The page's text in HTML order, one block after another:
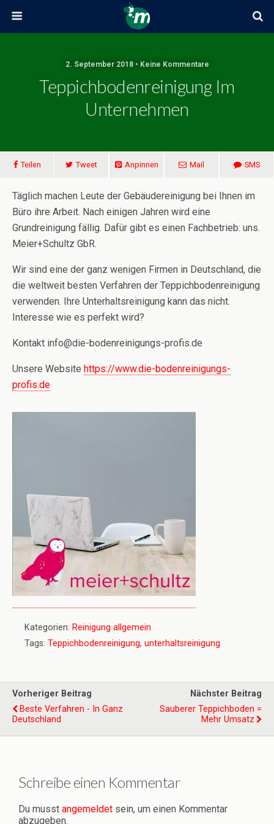
2. September 2018 • Keine Kommentare
Teppichbodenreinigung Im
Unternehmen
Teilen Tweet Anpinnen Mail SMS
Täglich machen Leute der Gebäudereinigung bei Ihnen im
Büro ihre Arbeit. Nach einigen Jahren wird eine
Grundreinigung fällig. Dafür gibt es einen Fachbetrieb: uns.
Meier+Schultz GbR.
Wir sind eine der ganz wenigen Firmen in Deutschland, die
die weltweit besten Verfahren der Teppichbodenreinigung
verwenden. Ihre Unterhaltsreinigung kann das nicht.
Interesse wie es perfekt wird?
Kontakt info@die-bodenreinigungs-profis.de
Unsere Website https://www.die-bodenreinigungs-
profis.de
Kategorien: Reinigung allgemein
Tags: Teppichbodenreinigung, unterhaltsreinigung
Vorheriger Beitrag
Beste Verfahren - In Ganz
Deutschland
Nächster Beitrag
Sauberer Teppichboden =
Mehr Umsatz
Schreibe einen Kommentar
Du musst angemeldet sein, um einen Kommentar
abzugeben.